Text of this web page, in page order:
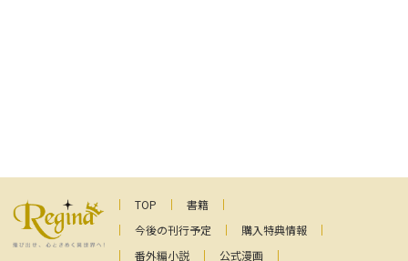
TOP
書籍
今後の刊行予定
購入特典情報
番外編小説
公式漫画